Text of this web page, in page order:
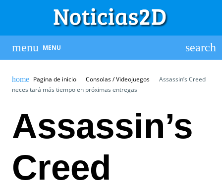
MENU
Pagina de inicio Consolas / Videojuegos
Assassin’s Creed
necesitará más tiempo en próximas entregas
Assassin’s
Creed